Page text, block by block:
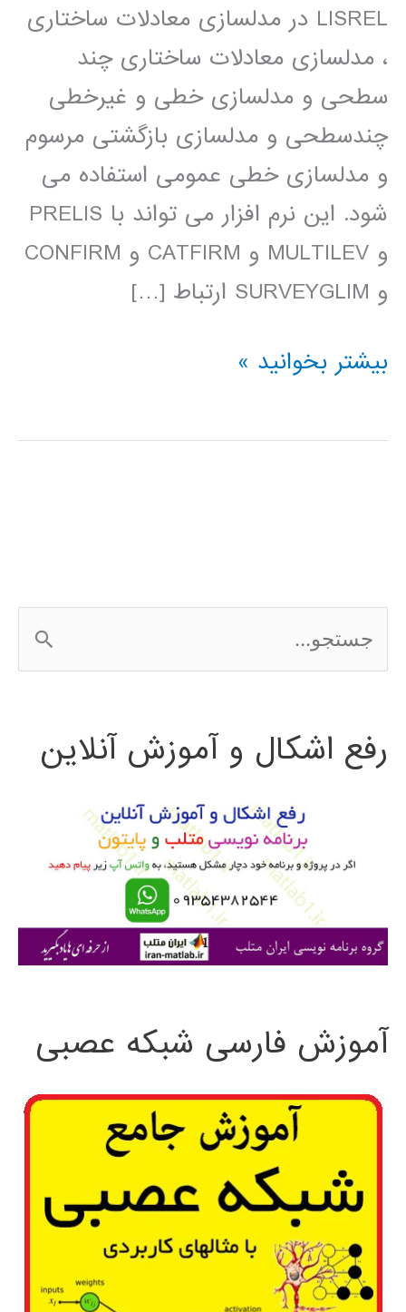
LISREL در مدلسازی معادلات ساختاری
، مدلسازی معادلات ساختاری چند
سطحی و مدلسازی خطی و غیرخطی
چندسطحی و مدلسازی بازگشتی مرسوم
و مدلسازی خطی عمومی استفاده می
شود. این نرم افزار می تواند با PRELIS
و MULTILEV و CATFIRM و CONFIRM
و SURVEYGLIM ارتباط […]
فیلم
فارسی
بیشتر بخوانید »
س
ج
ی
رفع اشکال و آموزش آنلاین
آموزش فارسی شبکه عصبی